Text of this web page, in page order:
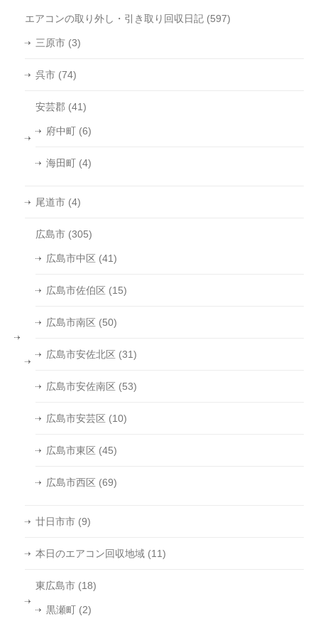
エアコンの取り外し・引き取り回収日記 (597)
三原市 (3)
呉市 (74)
安芸郡 (41)
府中町 (6)
海田町 (4)
尾道市 (4)
広島市 (305)
広島市中区 (41)
広島市佐伯区 (15)
広島市南区 (50)
広島市安佐北区 (31)
広島市安佐南区 (53)
広島市安芸区 (10)
広島市東区 (45)
広島市西区 (69)
廿日市市 (9)
本日のエアコン回収地域 (11)
東広島市 (18)
黒瀬町 (2)